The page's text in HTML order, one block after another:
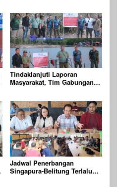
Tindaklanjuti Laporan
Masyarakat, Tim Gabungan
Terpadu di Wilayah KPHP
Gunong Duren
Jadwal Penerbangan
Singapura-Belitung Terlalu